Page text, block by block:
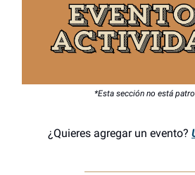
*Esta sección no está
¿Quieres agregar un evento?